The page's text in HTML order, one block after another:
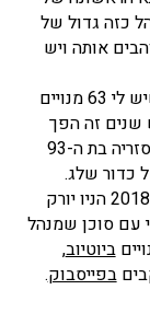
כזה גדול של
אותה ויש
הערוץ שלי עלה לאוויר ומאד התרגשתי מכך שיש לי 63 מנויים
אחרי שלוש שנים זה הפך
לוויראלי, Business Insider פרסם סרטון של סזריה בת ה-93
כדור שלג.
הסרטונים שלי החלו להופיע בתקשורת ואז ב-2018 הניו יורק
עם סוכן שמנהל
ביוטיוב,
בפייסבוק.